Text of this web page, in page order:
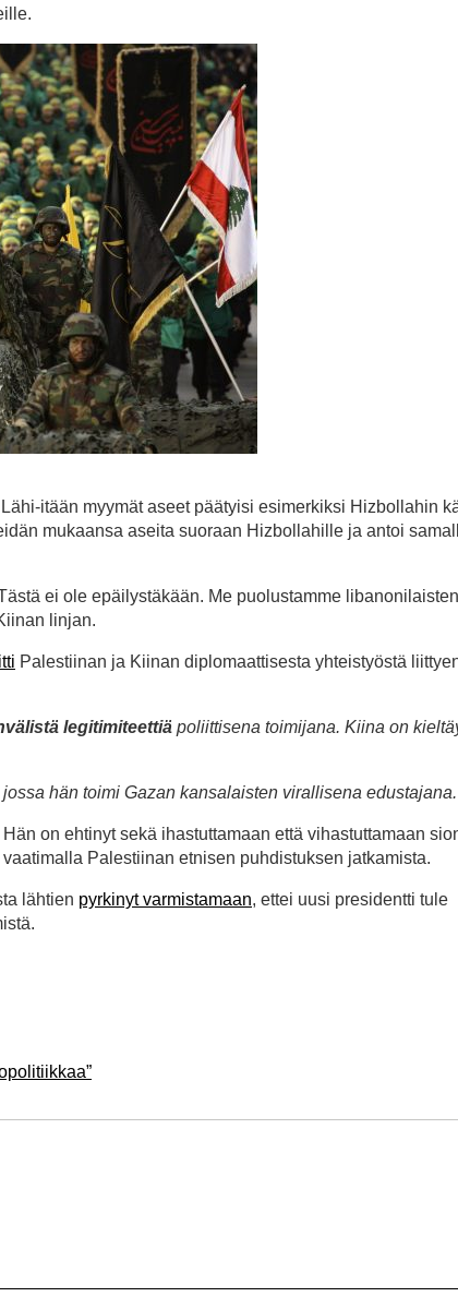
itään myymät aseet päätyisi esimerkiksi Hizbollahin
mukaansa aseita suoraan Hizbollahille ja antoi
ei ole epäilystäkään. Me puolustamme
linjan.
Palestiinan ja Kiinan diplomaattisesta yhteistyöstä
legitimiteettiä poliittisena toimijana. Kiina on
hän toimi Gazan kansalaisten virallisena
on ehtinyt sekä ihastuttamaan että vihastuttamaan
Palestiinan etnisen puhdistuksen jatkamista.
lähtien pyrkinyt varmistamaan, ettei uusi presidentti tule